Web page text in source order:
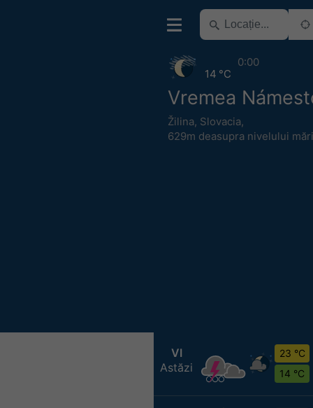
Vremea
Žilina, Slovacia,
629m deasupra nivelului
14 °C
0:00
VI
Astăzi
23 °C
14 °C